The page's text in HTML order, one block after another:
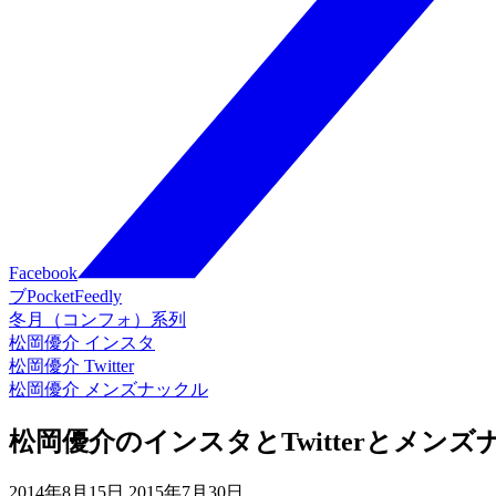
Facebook
ブPocketFeedly
冬月（コンフォ）系列
松岡優介 インスタ
松岡優介 Twitter
松岡優介 メンズナックル
松岡優介のインスタとTwitterとメンズ
2014年8月15日 2015年7月30日